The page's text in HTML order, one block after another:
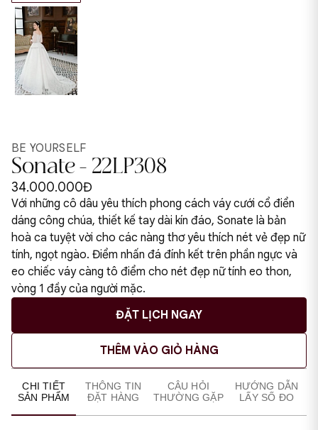
BE YOURSELF
Sonate - 22LP308
34.000.000Đ
Với những cô dâu yêu thích phong cách váy cưới cổ điển
dáng công chúa, thiết kế tay dài kín đáo, Sonate là bản
hoà ca tuyệt vời cho các nàng thơ yêu thích nét vẻ đẹp nữ
tính, ngọt ngào. Điểm nhấn đá đính kết trên phần ngực và
eo chiếc váy càng tô điểm cho nét đẹp nữ tính eo thon,
vòng 1 đầy của người mặc.
ĐẶT LỊCH NGAY
THÊM VÀO GIỎ HÀNG
CHI TIẾT
SẢN PHẨM
THÔNG TIN
ĐẶT HÀNG
CÂU HỎI
THƯỜNG GẶP
HƯỚNG DẪN
LẤY SỐ ĐO